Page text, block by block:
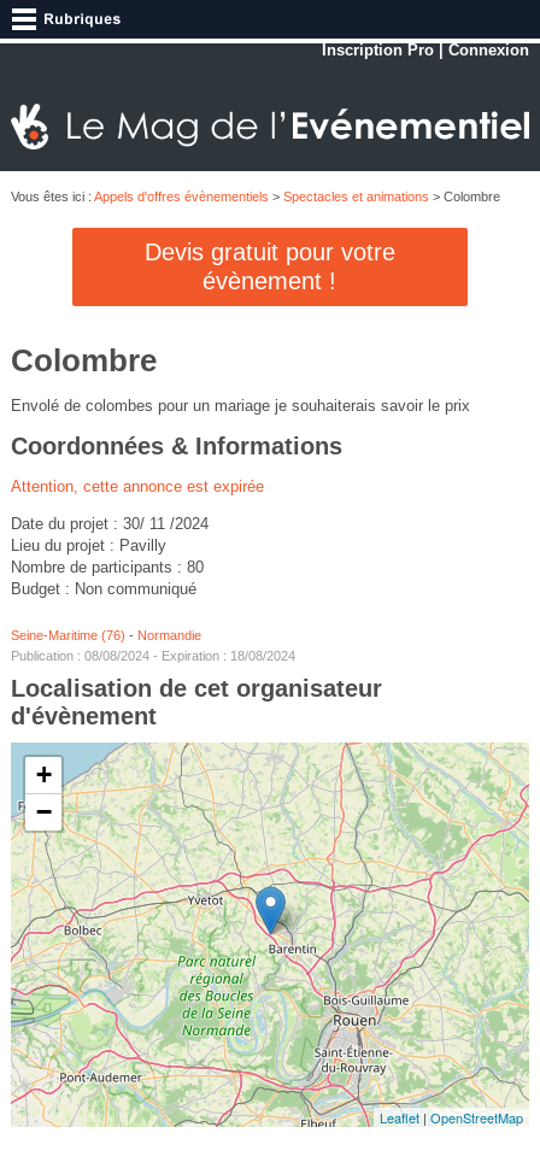
Inscription Pro |Connexion
Vous êtes ici : Appels d'offres évènementiels > Spectacles et animations > Colombre
Devis gratuit pour votre
évènement !
Colombre
Envolé de colombes pour un mariage je souhaiterais savoir le prix
Coordonnées & Informations
Attention, cette annonce est expirée
Date du projet : 30/ 11 /2024
Lieu du projet : Pavilly
Nombre de participants : 80
Budget : Non communiqué
Seine-Maritime (76) - Normandie
Publication : 08/08/2024 - Expiration : 18/08/2024
Localisation de cet organisateur
d'évènement
+
−
Leaflet |OpenStreetMap